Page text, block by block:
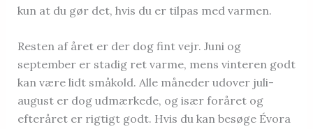
kun at du gør det, hvis du er tilpas med varmen.
Resten af året er der dog fint vejr. Juni og
september er stadig ret varme, mens vinteren godt
kan være lidt småkold. Alle måneder udover juli-
august er dog udmærkede, og især foråret og
efteråret er rigtigt godt. Hvis du kan besøge Évora